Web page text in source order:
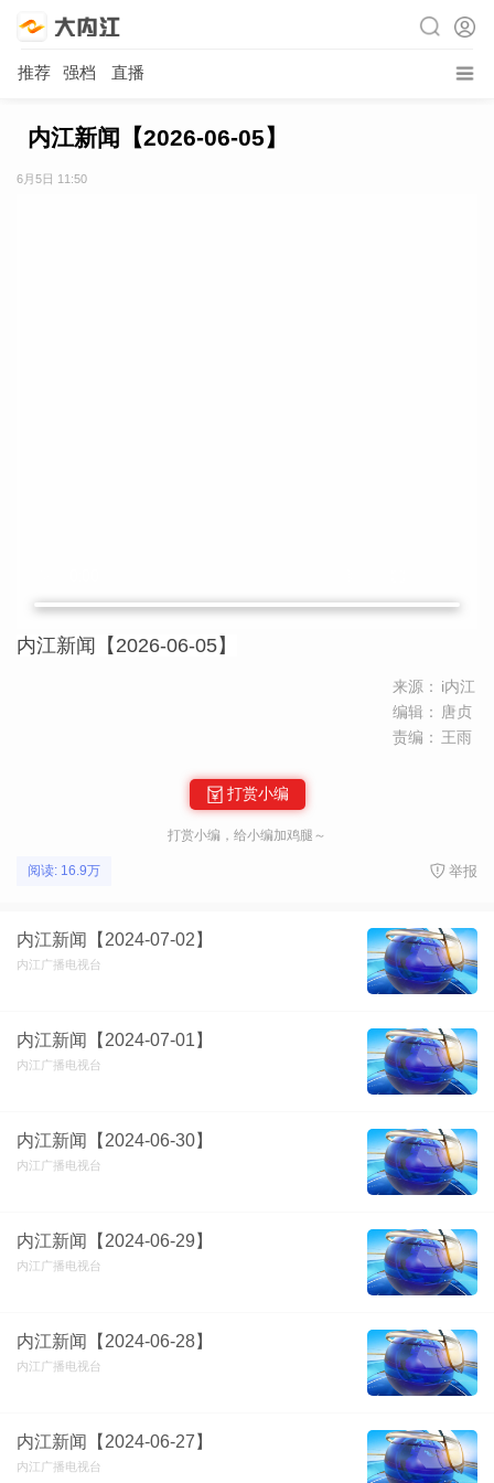
推荐 强档 直播
内江新闻【2026-06-05】
6月5日 11:50
内江新闻【2026-06-05】
来源： i内江
编辑：
唐贞
责编： 王雨
打赏小编
打赏小编，给小编加鸡腿～
阅读: 16.9万 举报
内江新闻【2024-07-02】
内江广播电视台
内江新闻【2024-07-01】
内江广播电视台
内江新闻【2024-06-30】
内江广播电视台
内江新闻【2024-06-29】
内江广播电视台
内江新闻【2024-06-28】
内江广播电视台
内江新闻【2024-06-27】
内江广播电视台